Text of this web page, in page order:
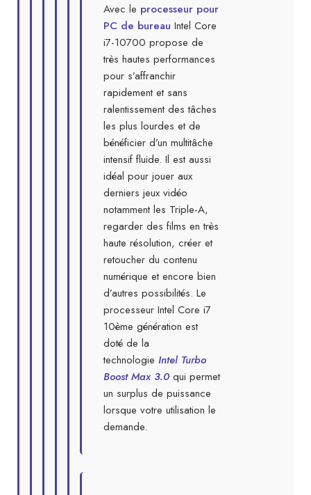
Avec le processeur pour
PC de bureau Intel Core
i7-10700 propose de
très hautes performances
pour s’affranchir
rapidement et sans
ralentissement des tâches
les plus lourdes et de
bénéficier d’un multitâche
intensif fluide. Il est aussi
idéal pour jouer aux
derniers jeux vidéo
notamment les Triple-A,
regarder des films en très
haute résolution, créer et
retoucher du contenu
numérique et encore bien
d’autres possibilités. Le
processeur Intel Core i7
10ème génération est
doté de la
technologie Intel Turbo
Boost Max 3.0 qui permet
un surplus de puissance
lorsque votre utilisation le
demande.